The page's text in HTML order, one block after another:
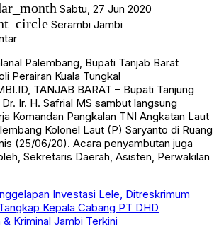
Sabtu, 27 Jun 2020
Serambi Jambi
Palembang, Bupati Tanjab Barat
Perairan Kuala Tungkal
TANJAB BARAT – Bupati Tanjung
Ir. H. Safrial MS sambut langsung
Komandan Pangkalan TNI Angkatan Laut
Kolonel Laut (P) Saryanto di Ruang
(25/06/20). Acara penyambutan juga
Sekretaris Daerah, Asisten, Perwakilan
& Kriminal Jambi Terkini